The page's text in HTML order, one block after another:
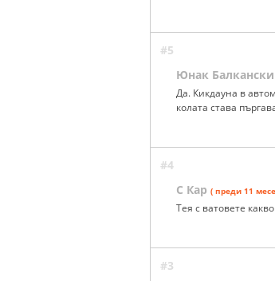
#5
Юнак Балкански
Да. Кикдауна в
колата става
#4
С Кар ( преди 11
Тея с ватовете
#3